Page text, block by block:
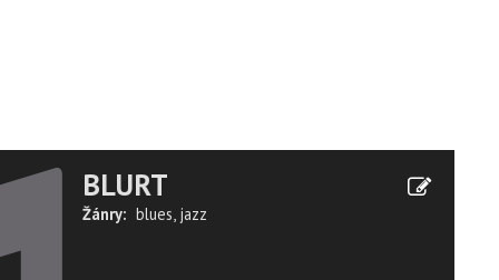
BLURT
Žánry: blues, jazz